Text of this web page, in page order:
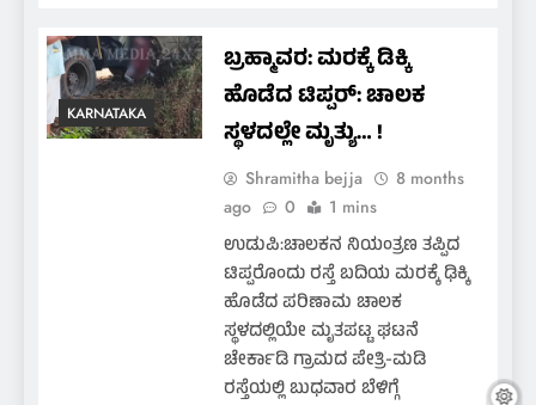
KARNATAKA
ಬ್ರಹ್ಮಾವರ: ಮರಕ್ಕೆ ಡಿಕ್ಕಿ‌
ಹೊಡೆದ ಟಿಪ್ಪರ್: ಚಾಲಕ
ಸ್ಥಳದಲ್ಲೇ ಮೃತ್ಯು… !
Shramitha bejja
8 months
ago
0 1 mins
ಉಡುಪಿ:ಚಾಲಕನ ನಿಯಂತ್ರಣ ತಪ್ಪಿದ
ಟಿಪ್ಪರೊಂದು ರಸ್ತೆ ಬದಿಯ ಮರಕ್ಕೆ ಢಿಕ್ಕಿ
ಹೊಡೆದ ಪರಿಣಾಮ ಚಾಲಕ
ಸ್ಥಳದಲ್ಲಿಯೇ ಮೃತಪಟ್ಟ ಘಟನೆ
ಚೇರ್ಕಾಡಿ ಗ್ರಾಮದ ಪೇತ್ರಿ-ಮಡಿ
ರಸ್ತೆಯಲ್ಲಿ ಬುಧವಾರ ಬೆಳಿಗ್ಗೆ